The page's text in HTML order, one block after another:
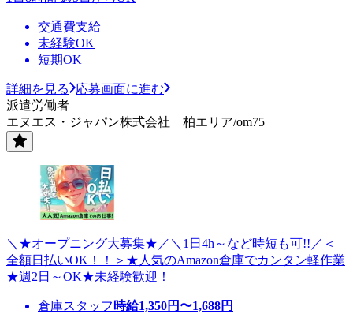
交通費支給
未経験OK
短期OK
詳細を見る
応募画面に進む
派遣労働者
エヌエス・ジャパン株式会社 柏エリア/om75
＼★オープニング大募集★／＼1日4h～など時短も可!!／＜
全額日払いOK！！＞★人気のAmazon倉庫でカンタン軽作業
★週2日～OK★未経験歓迎！
倉庫スタッフ 時給1,350円〜1,688円